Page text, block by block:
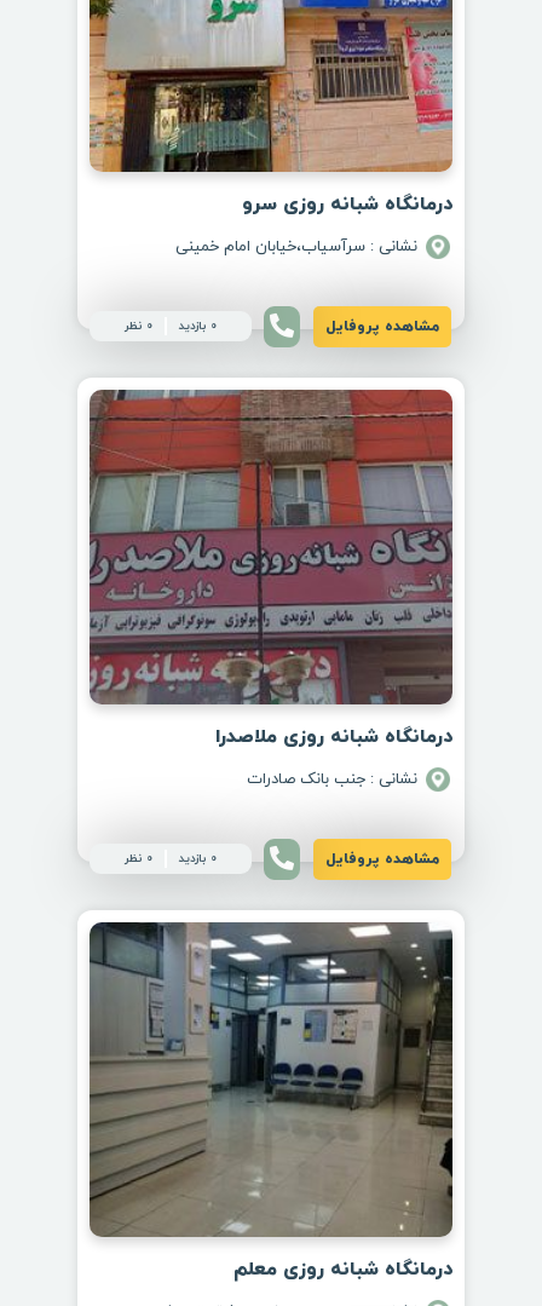
درمانگاه شبانه‌ روزی سرو
نشانی : سرآسیاب،خیابان امام خمینی
مشاهده پروفایل 0 بازدید 0 نظر
درمانگاه شبانه روزی ملاصدرا
نشانی : جنب بانک صادرات
مشاهده پروفایل 0 بازدید 0 نظر
درمانگاه شبانه روزی معلم